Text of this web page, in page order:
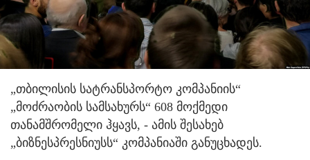
„თბილისის სატრანსპორტო კომპანიის“
„მოძრაობის სამსახურს“ 608 მოქმედი
თანამშრომელი ჰყავს, - ამის შესახებ
„ბიზნესპრესნიუსს“ კომპანიაში განუცხადეს.